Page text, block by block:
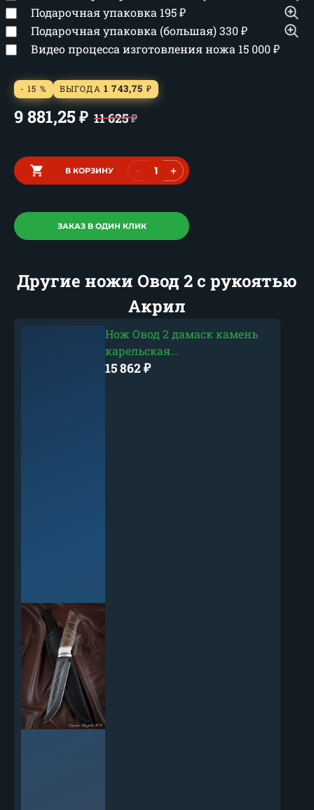
Подарочная упаковка 195₽
Подарочная упаковка (большая)330₽
Видео процесса изготовления ножа 15 000₽
- 15 % ВЫГОДА 1 743,75 ₽
9 881,25 ₽ 11 625₽
В КОРЗИНУ - +
ЗАКАЗ В ОДИН КЛИК
Другие ножи Овод 2 с рукоятью
Акрил
Нож Овод 2 дамаск камень
карельская...
15 862₽